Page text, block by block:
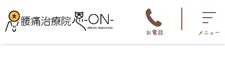
お電話 メニュー